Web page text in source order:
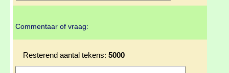
Commentaar of vraag:
Resterend aantal tekens: 5000